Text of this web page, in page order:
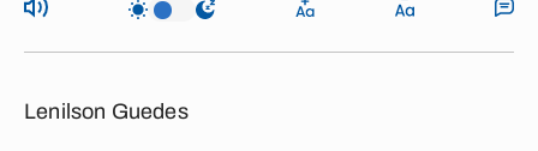
Lenilson Guedes